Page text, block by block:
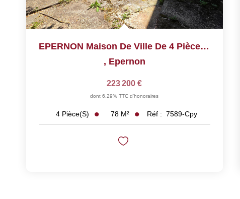
EPERNON Maison De Ville De 4 Pièces De 78 M² Et Sa Grange
, Epernon
223 200 €
dont 6,29% TTC d'honoraires
4 Pièce(s) 78 M² Réf : 7589-Cpy